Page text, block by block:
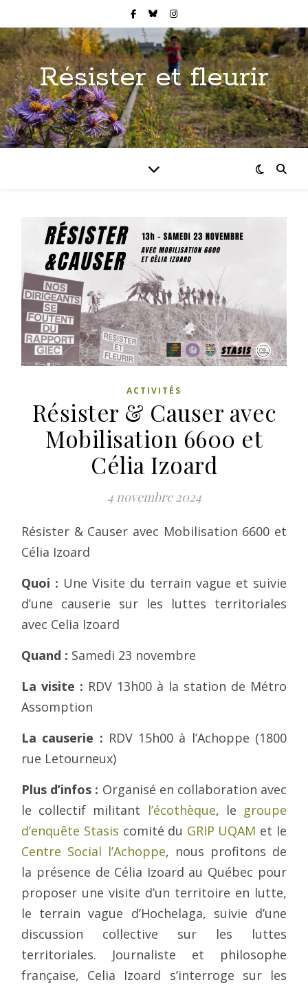
Résister et fleurir
ACTIVITÉS
Résister & Causer avec
Mobilisation 6600 et
Célia Izoard
4 novembre 2024
Résister & Causer avec Mobilisation 6600 et
Célia Izoard
Quoi : Une Visite du terrain vague et suivie
d’une causerie sur les luttes territoriales
avec Celia Izoard
Quand : Samedi 23 novembre
La visite : RDV 13h00 à la station de Métro
Assomption
La causerie : RDV 15h00 à l’Achoppe (1800
rue Letourneux)
Plus d’infos : Organisé en collaboration avec
le collectif militant l’écothèque, le groupe
d’enquête Stasis comité du GRIP UQAM et le
Centre Social l’Achoppe, nous profitons de
la présence de Célia Izoard au Québec pour
proposer une visite d’un territoire en lutte,
le terrain vague d’Hochelaga, suivie d’une
discussion collective sur les luttes
territoriales. Journaliste et philosophe
française, Celia Izoard s’interroge sur les